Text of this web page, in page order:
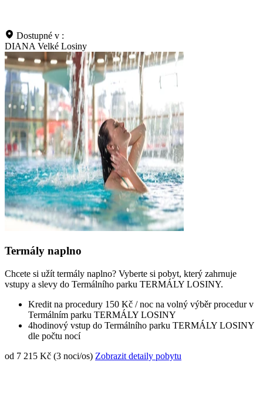
Dostupné v :
DIANA Velké Losiny
Termály naplno
Chcete si užít termály naplno? Vyberte si pobyt, který zahrnuje
vstupy a slevy do Termálního parku TERMÁLY LOSINY.
Kredit na procedury 150 Kč / noc na volný výběr procedur v
Termálním parku TERMÁLY LOSINY
4hodinový vstup do Termálního parku TERMÁLY LOSINY
dle počtu nocí
od 7 215 Kč (3 noci/os) Zobrazit detaily pobytu